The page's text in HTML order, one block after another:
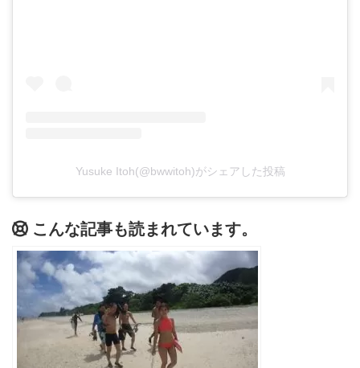
Yusuke Itoh(@bwwitoh)がシェアした投稿
こんな記事も読まれています。